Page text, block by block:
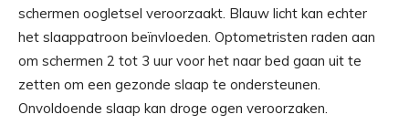
schermen oogletsel veroorzaakt. Blauw licht kan echter
het slaappatroon beïnvloeden. Optometristen raden aan
om schermen 2 tot 3 uur voor het naar bed gaan uit te
zetten om een ​​gezonde slaap te ondersteunen.
Onvoldoende slaap kan droge ogen veroorzaken.